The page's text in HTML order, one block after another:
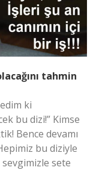
tahmin
ki
bu dizi!” Kimse
Bence devamı
bu diziyle
sete